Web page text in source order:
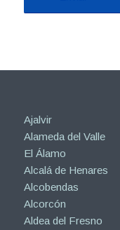
Ajalvir
Alameda del Valle
El Álamo
Alcalá de Henares
Alcobendas
Alcorcón
Aldea del Fresno